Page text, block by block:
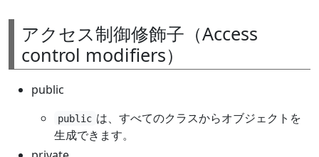
アクセス制御修飾子（Access
control modifiers）
public
public は、すべてのクラスからオブジェクトを
生成できます。